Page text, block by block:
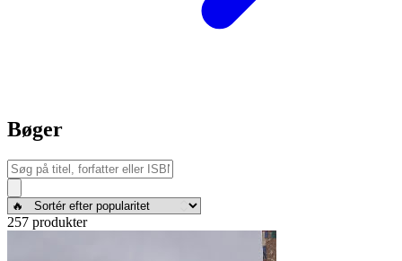
Bøger
257 produkter